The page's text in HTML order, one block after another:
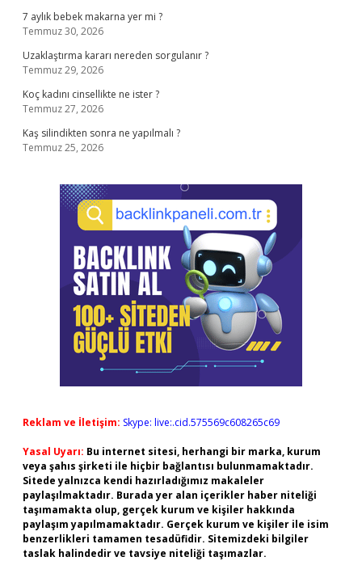
7 aylık bebek makarna yer mi ?
Temmuz 30, 2026
Uzaklaştırma kararı nereden sorgulanır ?
Temmuz 29, 2026
Koç kadını cinsellikte ne ister ?
Temmuz 27, 2026
Kaş silindikten sonra ne yapılmalı ?
Temmuz 25, 2026
Reklam ve İletişim: Skype: live:.cid.575569c608265c69
Yasal Uyarı: Bu internet sitesi, herhangi bir marka, kurum
veya şahıs şirketi ile hiçbir bağlantısı bulunmamaktadır.
Sitede yalnızca kendi hazırladığımız makaleler
paylaşılmaktadır. Burada yer alan içerikler haber niteliği
taşımamakta olup, gerçek kurum ve kişiler hakkında
paylaşım yapılmamaktadır. Gerçek kurum ve kişiler ile isim
benzerlikleri tamamen tesadüfidir. Sitemizdeki bilgiler
taslak halindedir ve tavsiye niteliği taşımazlar.